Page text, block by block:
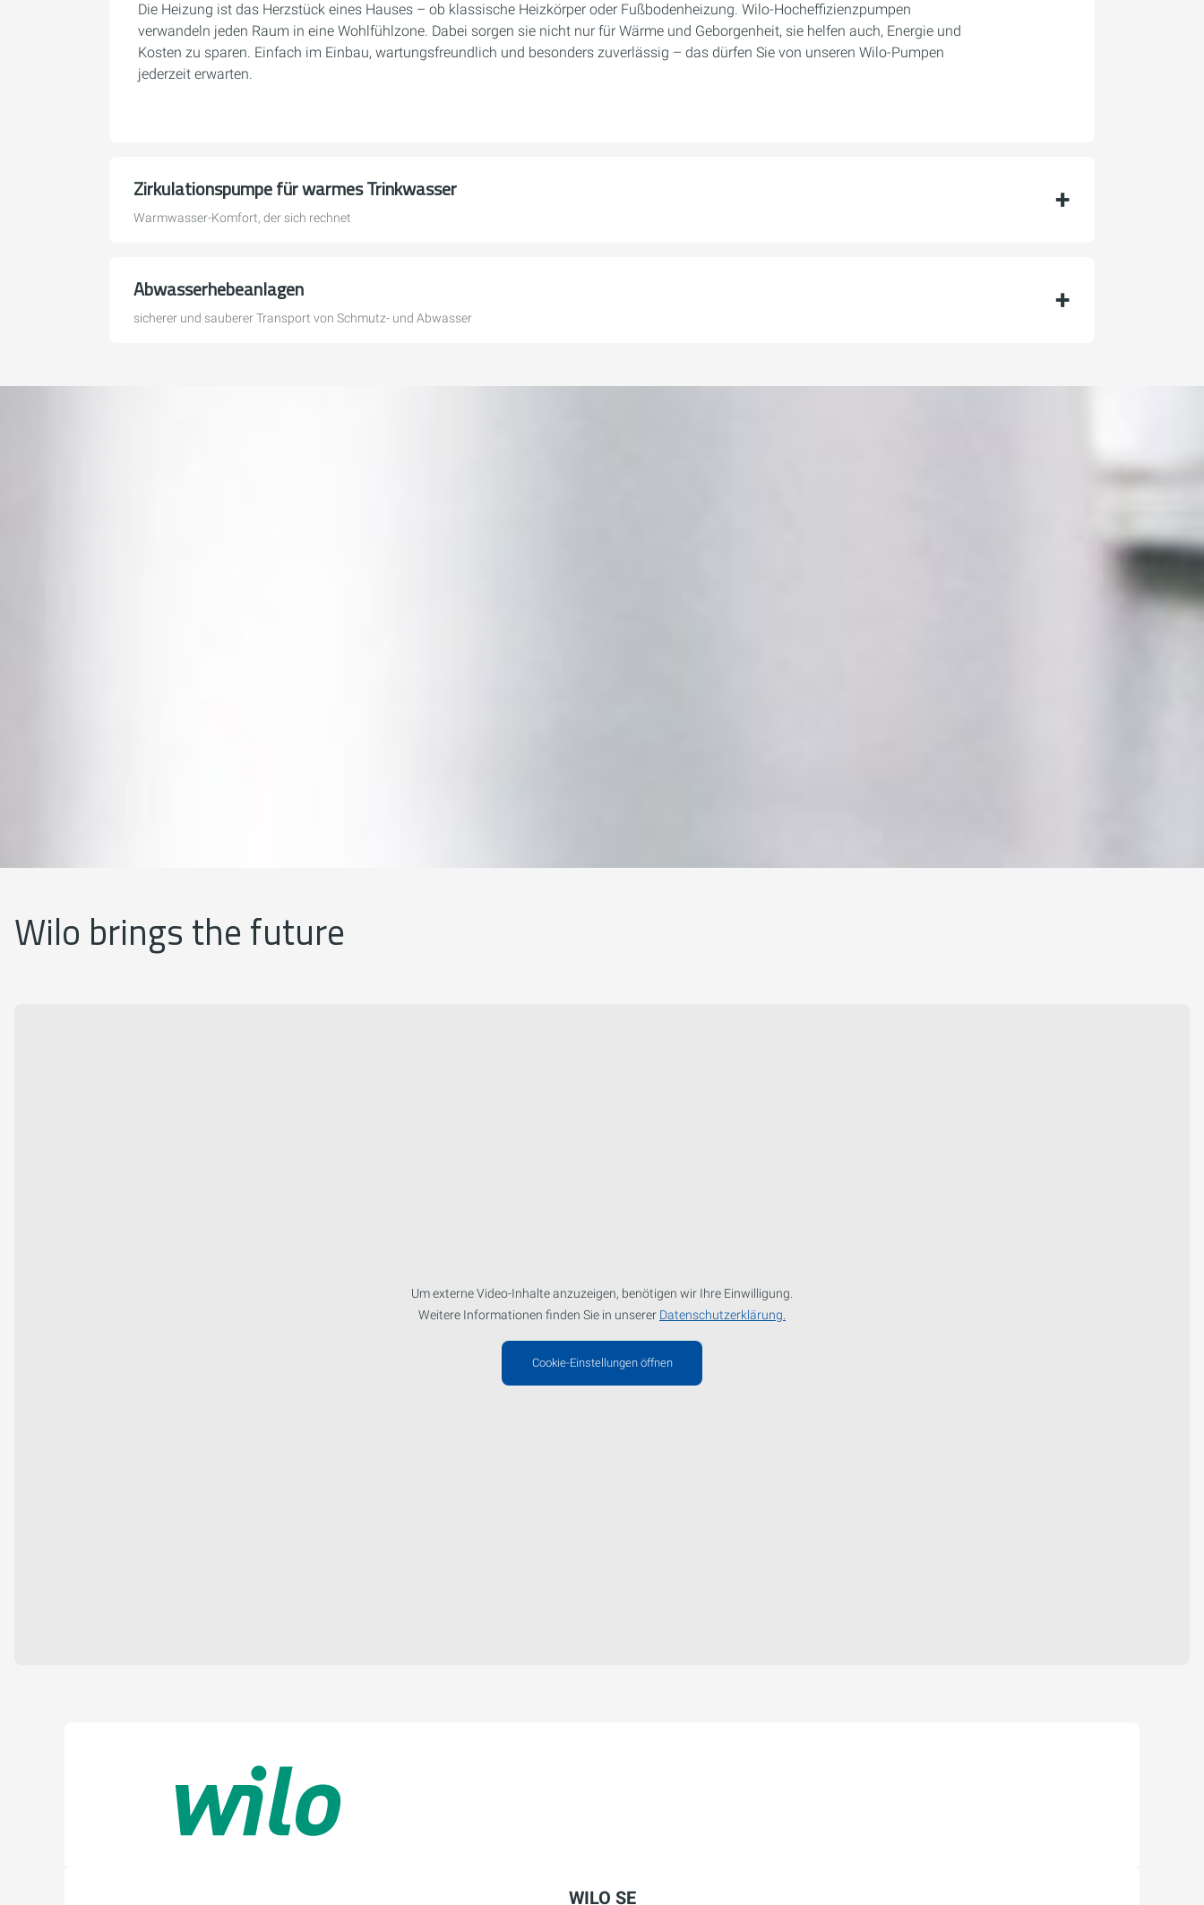
Die Heizung ist das Herzstück eines Hauses – ob klassische Heizkörper oder Fußbodenheizung. Wilo-Hocheffizienzpumpen
verwandeln jeden Raum in eine Wohlfühlzone. Dabei sorgen sie nicht nur für Wärme und Geborgenheit, sie helfen auch, Energie und
Kosten zu sparen. Einfach im Einbau, wartungsfreundlich und besonders zuverlässig – das dürfen Sie von unseren Wilo-Pumpen
jederzeit erwarten.
Zirkulationspumpe für warmes Trinkwasser
Warmwasser-Komfort, der sich rechnet
Abwasserhebeanlagen
sicherer und sauberer Transport von Schmutz- und Abwasser
Wilo brings the future
Um externe Video-Inhalte anzuzeigen, benötigen wir Ihre Einwilligung.
Weitere Informationen finden Sie in unserer Datenschutzerklärung.
Cookie-Einstellungen öffnen
WILO SE